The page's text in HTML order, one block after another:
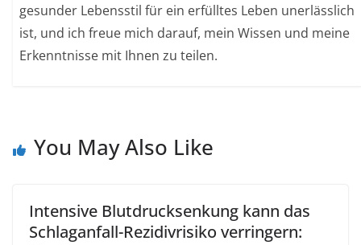
gesunder Lebensstil für ein erfülltes Leben unerlässlich
ist, und ich freue mich darauf, mein Wissen und meine
Erkenntnisse mit Ihnen zu teilen.
You May Also Like
Intensive Blutdrucksenkung kann das
Schlaganfall-Rezidivrisiko verringern: